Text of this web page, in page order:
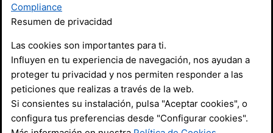
Compliance
Resumen de privacidad
Las cookies son importantes para ti.
Influyen en tu experiencia de navegación, nos ayudan a
proteger tu privacidad y nos permiten responder a las
peticiones que realizas a través de la web.
Si consientes su instalación, pulsa "Aceptar cookies", o
configura tus preferencias desde "Configurar cookies".